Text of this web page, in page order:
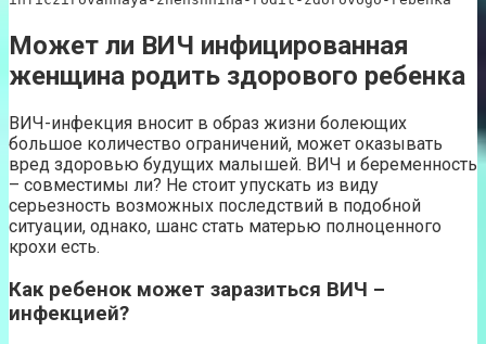
Может ли ВИЧ инфицированная
женщина родить здорового ребенка
ВИЧ-инфекция вносит в образ жизни болеющих
большое количество ограничений, может оказывать
вред здоровью будущих малышей. ВИЧ и беременность
– совместимы ли? Не стоит упускать из виду
серьезность возможных последствий в подобной
ситуации, однако, шанс стать матерью полноценного
крохи есть.
Как ребенок может заразиться ВИЧ –
инфекцией?